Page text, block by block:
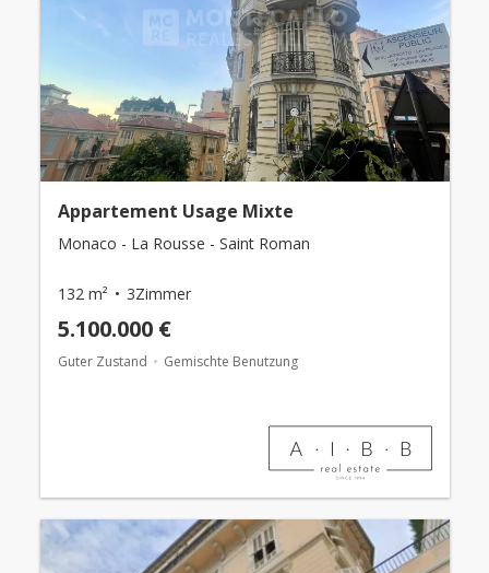
Appartement Usage Mixte
Monaco - La Rousse - Saint Roman
132 m² 3Zimmer
5.100.000 €
Guter Zustand Gemischte Benutzung